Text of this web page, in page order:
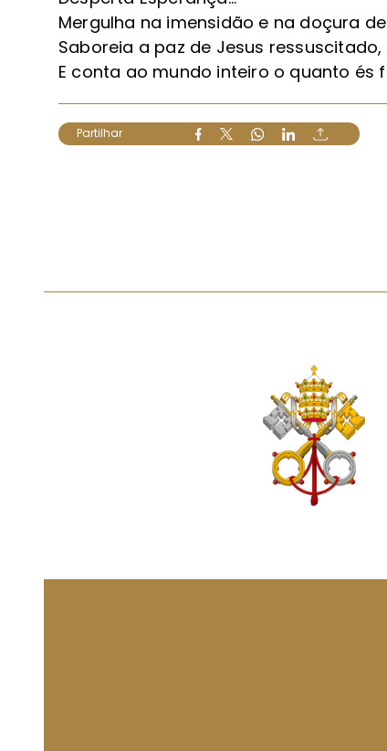
Mergulha na imensidão e na doçura
Saboreia a paz de Jesus
E conta ao mundo inteiro o quanto és
Partilhar